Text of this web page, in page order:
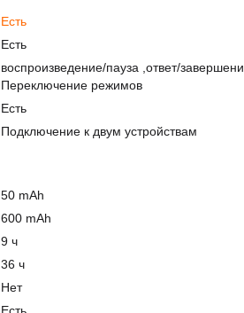
Есть
Есть
воспроизведение/пауза ,ответ/
Переключение режимов
Есть
Подключение к двум устройствам
50 mAh
600 mAh
9 ч
36 ч
Нет